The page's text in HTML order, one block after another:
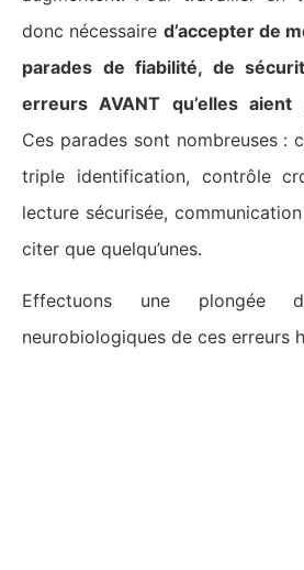
donc nécessaire d’accepter de
parades de fiabilité, de
erreurs AVANT qu’elles aient
Ces parades sont nombreuses :
triple identification, contrôle
lecture sécurisée,
citer que quelqu’unes.
Effectuons une plongée
neurobiologiques de ces erreurs